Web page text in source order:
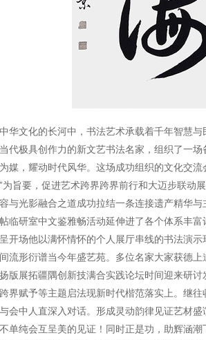
华文化的长河中，书法艺术承载着千年智慧
代极具创作力的新文艺书法名家，组织了一
媒，耀动时代风华。这场成功组织的文化交流
为旨要，促进艺术跨界跨界前行和大迈步联动
与光影融合之道成功拉结一条连接遗产精华
临研室中文鉴雅畅活动延伸进了各个体系丰
开场他以满怀情怀的个人展厅串线的书法演
流形衍谱当今年盛艺苑。多位名家大家获德
版展拓疆隅创新技满合实践论坛时间迎来研
界赋予等主题启法现新时代楷范落实上。继
会中人直深入对话。形成灵动韵律见证艺材
单纯会互呈美的见证！同时正是功，助辉涵